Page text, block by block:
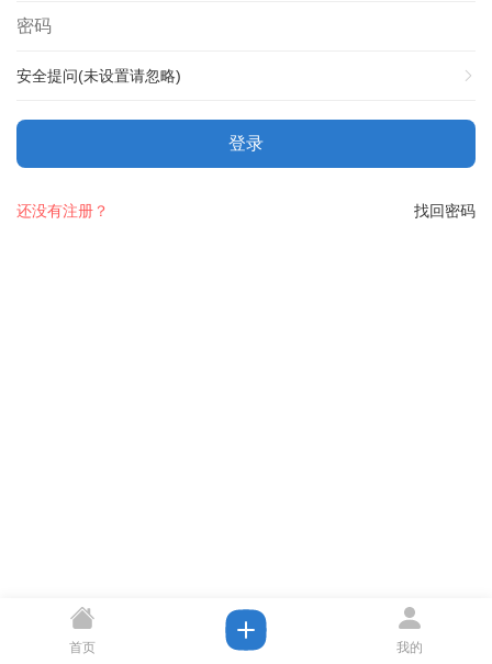
安全提问(未设置请忽略)
登录
找回密码
还没有注册？
首页 我的